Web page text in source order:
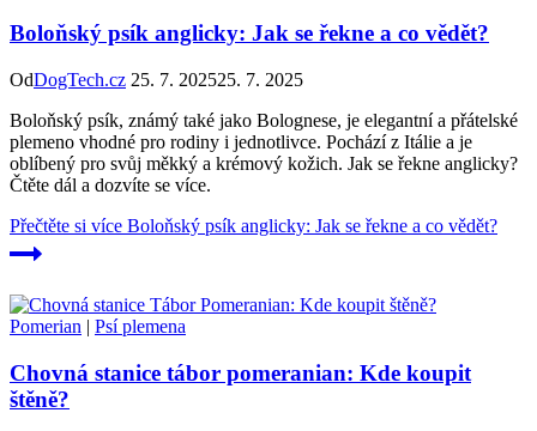
Boloňský psík anglicky: Jak se řekne a co vědět?
OdDogTech.cz 25. 7. 202525. 7. 2025
Boloňský psík, známý také jako Bolognese, je elegantní a přátelské
plemeno vhodné pro rodiny i jednotlivce. Pochází z Itálie a je
oblíbený pro svůj měkký a krémový kožich. Jak se řekne anglicky?
Čtěte dál a dozvíte se více.
Přečtěte si více Boloňský psík anglicky: Jak se řekne a co vědět?
Pomerian | Psí plemena
Chovná stanice tábor pomeranian: Kde koupit
štěně?